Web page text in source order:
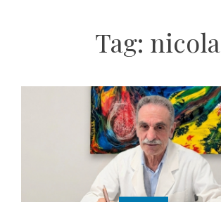
Tag: nicola